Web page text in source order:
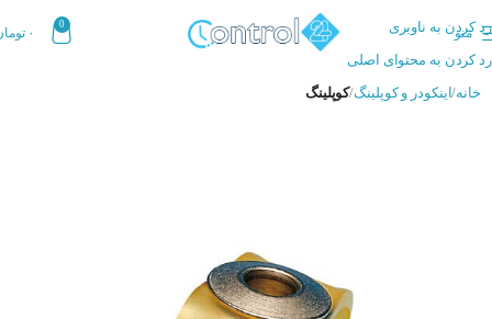
رد کردن به ناوبری
رد کردن به محتوای اصلی
منو
0
۰
خانه اینکودر و کوپلینگ کوپلینگ